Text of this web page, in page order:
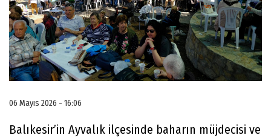
06 Mayıs 2026 - 16:06
Balıkesir’in Ayvalık ilçesinde baharın müjdecisi ve